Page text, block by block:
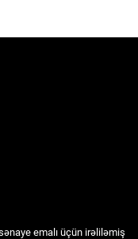
emalı üçün irəliləmiş